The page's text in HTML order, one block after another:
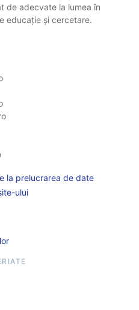
de adecvate la lumea în
educație și cercetare.
la prelucrarea de date
ului